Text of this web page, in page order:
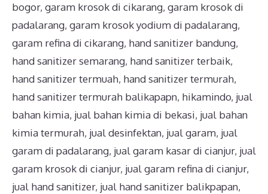
bogor, garam krosok di cikarang, garam krosok di
padalarang, garam krosok yodium di padalarang,
garam refina di cikarang, hand sanitizer bandung,
hand sanitizer semarang, hand sanitizer terbaik,
hand sanitizer termuah, hand sanitizer termurah,
hand sanitizer termurah balikapapn, hikamindo, jual
bahan kimia, jual bahan kimia di bekasi, jual bahan
kimia termurah, jual desinfektan, jual garam, jual
garam di padalarang, jual garam kasar di cianjur, jual
garam krosok di cianjur, jual garam refina di cianjur,
jual hand sanitizer, jual hand sanitizer balikpapan,